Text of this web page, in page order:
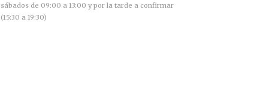
sábados de 09:00 a 13:00 y por la tarde a confirmar
(15:30 a 19:30)